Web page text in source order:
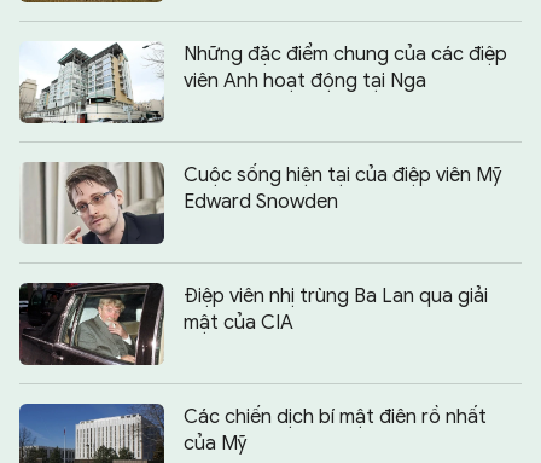
Những đặc điểm chung của các điệp
viên Anh hoạt động tại Nga
Cuộc sống hiện tại của điệp viên Mỹ
Edward Snowden
Điệp viên nhị trùng Ba Lan qua giải
mật của CIA
Các chiến dịch bí mật điên rồ nhất
của Mỹ